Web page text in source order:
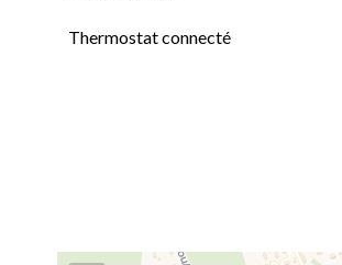
Thermostat connecté